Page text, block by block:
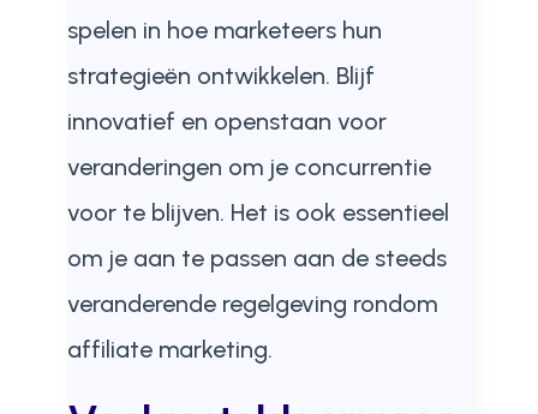
spelen in hoe marketeers hun
strategieën ontwikkelen. Blijf
innovatief en openstaan voor
veranderingen om je concurrentie
voor te blijven. Het is ook essentieel
om je aan te passen aan de steeds
veranderende regelgeving rondom
affiliate marketing.